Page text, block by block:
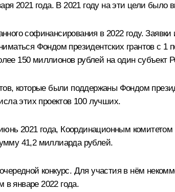
2021 года. В 2021 году на эти цели было
софинансирования в 2022 году.
Фондом президентских грантов с 1
150 миллионов рублей на один субъект
которые были поддержаны Фондом
этих проектов 100 лучших.
2021 года, Координационным
41,2 миллиарда рублей.
очередной конкурс. Для участия в нём
январе 2022 года.